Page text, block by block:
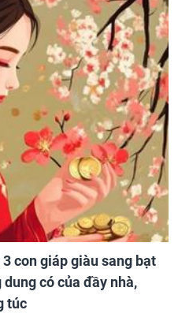
con giáp giàu sang bạt
có của đầy nhà,
túc